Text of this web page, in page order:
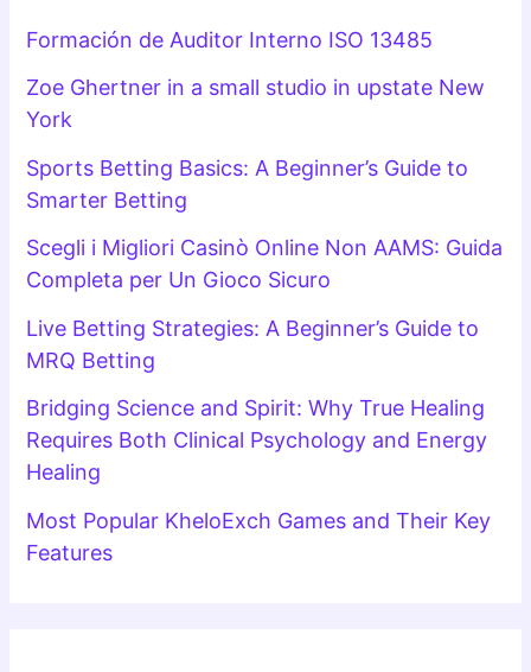
Formación de Auditor Interno ISO 13485
Zoe Ghertner in a small studio in upstate New
York
Sports Betting Basics: A Beginner’s Guide to
Smarter Betting
Scegli i Migliori Casinò Online Non AAMS: Guida
Completa per Un Gioco Sicuro
Live Betting Strategies: A Beginner’s Guide to
MRQ Betting
Bridging Science and Spirit: Why True Healing
Requires Both Clinical Psychology and Energy
Healing
Most Popular KheloExch Games and Their Key
Features